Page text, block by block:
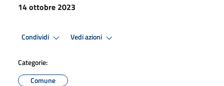
14 ottobre 2023
Condividi Vedi azioni
Categorie:
Comune